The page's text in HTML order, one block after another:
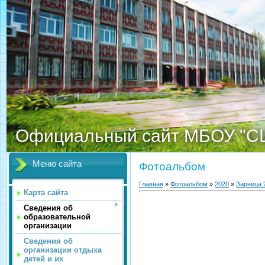
Официальный сайт МБОУ
Меню сайта
Карта сайта
Сведения об
образовательной
организации
Сведения об
организации отдыха
детей и их
Фотоальбом
Главная » Фотоальбом » 2020 » Зарница